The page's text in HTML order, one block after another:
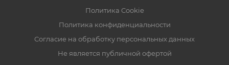
Политика Cookie
Политика конфиденциальности
Согласие на обработку персональных данных
Не является публичной офертой